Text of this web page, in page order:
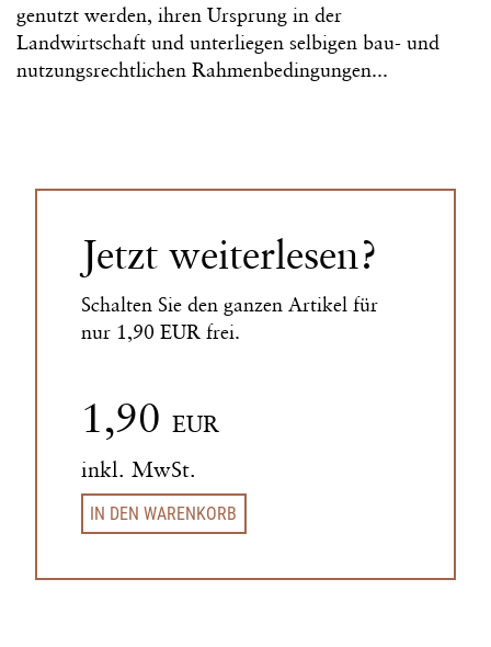
genutzt werden, ihren Ursprung in der
Landwirtschaft und unterliegen selbigen bau- und
nutzungsrechtlichen Rahmenbedingungen...
Jetzt weiterlesen?
Schalten Sie den ganzen Artikel für
nur 1,90 EUR frei.
1,90 EUR
inkl. MwSt.
IN DEN WARENKORB